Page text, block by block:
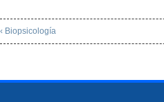
‹ Biopsicología